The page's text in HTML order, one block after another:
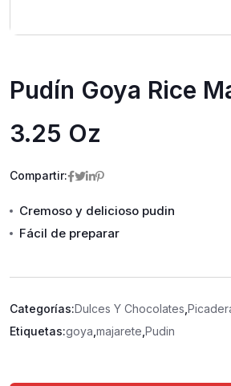
Pudín Goya Rice
3.25 Oz
Compartir:
Cremoso y delicioso pudin
Fácil de preparar
Categorías:Dulces Y Chocolates
Etiquetas:goya majarete Pudin